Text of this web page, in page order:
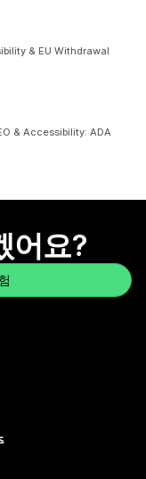
& EU Withdrawal
& Accessibility: ADA
어요?